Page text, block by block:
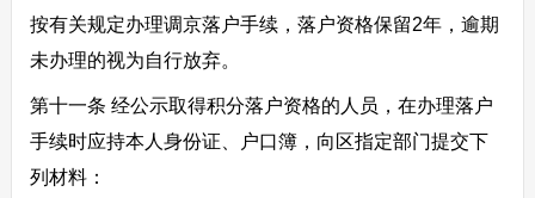
按有关规定办理调京落户手续，落户资格保留2年，逾期
未办理的视为自行放弃。
第十一条 经公示取得积分落户资格的人员，在办理落户
手续时应持本人身份证、户口簿，向区指定部门提交下
列材料：